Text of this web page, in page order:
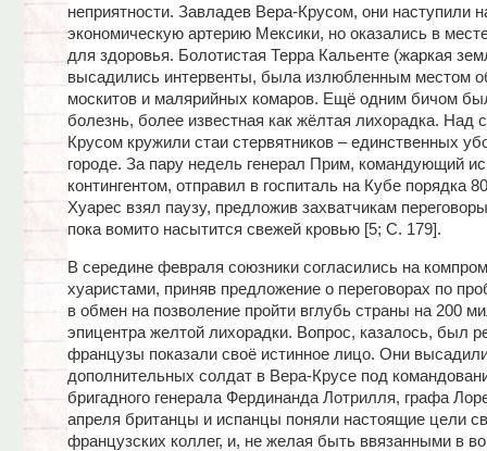
неприятности. Завладев Вера-Крусом, они наступили
экономическую артерию Мексики, но оказались в
для здоровья. Болотистая Терра Кальенте (жаркая
высадились интервенты, была излюбленным местом
москитов и малярийных комаров. Ещё одним бичом
болезнь, более известная как жёлтая лихорадка. Над
Крусом кружили стаи стервятников – единственных
городе. За пару недель генерал Прим, командующий
контингентом, отправил в госпиталь на Кубе порядка
Хуарес взял паузу, предложив захватчикам
пока вомито насытится свежей кровью [5; C. 179].
В середине февраля союзники согласились на
хуаристами, приняв предложение о переговорах по
в обмен на позволение пройти вглубь страны на 200
эпицентра желтой лихорадки. Вопрос, казалось, был
французы показали своё истинное лицо. Они
дополнительных солдат в Вера-Крусе под
бригадного генерала Фердинанда Лотрилля, графа
апреля британцы и испанцы поняли настоящие цели
французских коллег, и, не желая быть ввязанными в